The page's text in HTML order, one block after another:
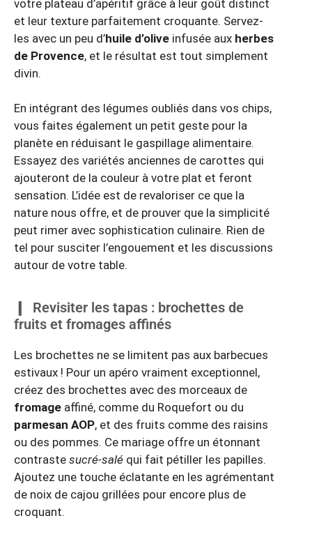
votre plateau d’apéritif grâce à leur goût distinct
et leur texture parfaitement croquante. Servez-
les avec un peu d’huile d’olive infusée aux herbes
de Provence, et le résultat est tout simplement
divin.
En intégrant des légumes oubliés dans vos chips,
vous faites également un petit geste pour la
planète en réduisant le gaspillage alimentaire.
Essayez des variétés anciennes de carottes qui
ajouteront de la couleur à votre plat et feront
sensation. L’idée est de revaloriser ce que la
nature nous offre, et de prouver que la simplicité
peut rimer avec sophistication culinaire. Rien de
tel pour susciter l’engouement et les discussions
autour de votre table.
Revisiter les tapas : brochettes de
fruits et fromages affinés
Les brochettes ne se limitent pas aux barbecues
estivaux ! Pour un apéro vraiment exceptionnel,
créez des brochettes avec des morceaux de
fromage affiné, comme du Roquefort ou du
parmesan AOP, et des fruits comme des raisins
ou des pommes. Ce mariage offre un étonnant
contraste sucré-salé qui fait pétiller les papilles.
Ajoutez une touche éclatante en les agrémentant
de noix de cajou grillées pour encore plus de
croquant.